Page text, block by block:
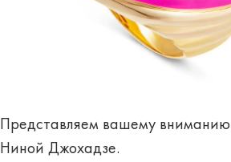
Представляем вашему
Ниной Джохадзе.